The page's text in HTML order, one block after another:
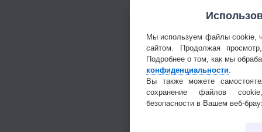
Мы используем файлы cookie,
сайтом. Продолжая
Подробнее о том, как мы
конфиденциальности
Вы также можете
сохранение файлов
безопасности в Вашем веб-